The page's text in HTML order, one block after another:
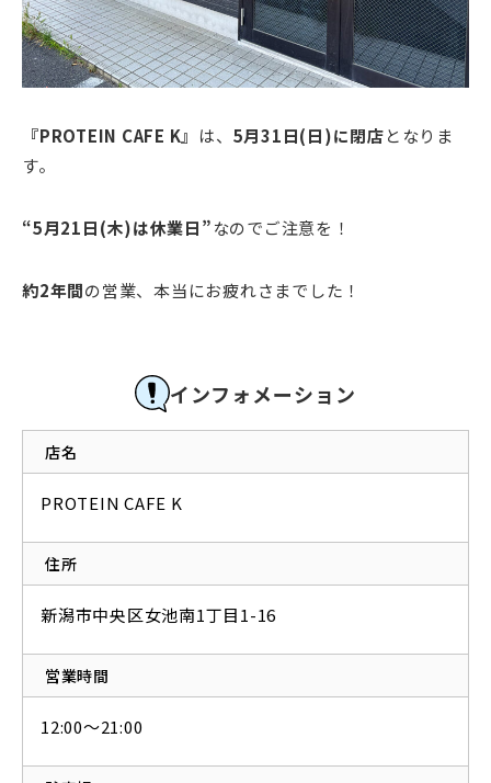
『PROTEIN CAFE K』 は、 5月31日(日)に閉店となりま
す。
“5月21日(木)は休業日”なのでご注意を！
約2年間の営業、本当にお疲れさまでした！
インフォメーション
店名
PROTEIN CAFE K
住所
新潟市中央区女池南1丁目1-16
営業時間
12:00～21:00